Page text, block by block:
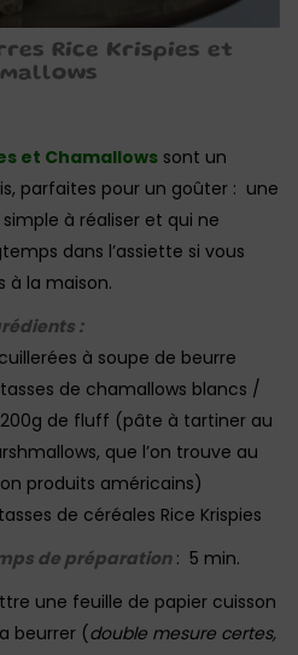
Rice Krispies et
et Chamallows sont un
parfaites pour un goûter : une
à réaliser et qui ne
dans l’assiette si vous
à la maison.
:
à soupe de beurre
de chamallows blancs /
de fluff (pâte à tartiner au
que l’on trouve au
produits américains)
de céréales Rice Krispies
de préparation: 5 min.
une feuille de papier cuisson
beurrer (double mesure certes,